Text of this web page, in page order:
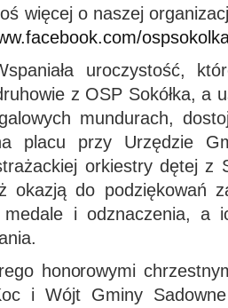
więcej o naszej
uroczystość,
z OSP Sokółka, a
mundurach,
placu przy Urzędzie
orkiestry dętej z
okazją do podziękowań
i odznaczenia, a
honorowymi
i Wójt Gminy